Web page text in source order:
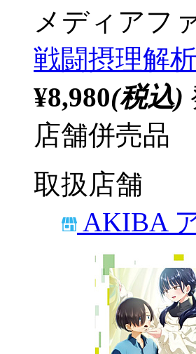
メディアフ
戦闘摂理解
¥8,980(税込)
店舗併売品
取扱店舗
AKIBA